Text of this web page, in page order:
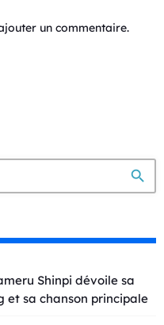
un commentaire.
search
Shinpi dévoile sa
et sa chanson principale